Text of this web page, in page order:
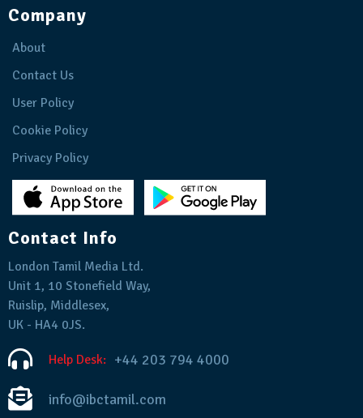
Company
About
Contact Us
User Policy
Cookie Policy
Privacy Policy
Contact Info
London Tamil Media Ltd.
Unit 1, 10 Stonefield Way,
Ruislip, Middlesex,
UK - HA4 0JS.
Help Desk: +44 203 794 4000
info@ibctamil.com